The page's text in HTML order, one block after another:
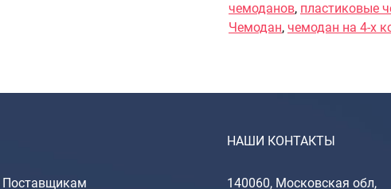
чемоданов, пластиковые
Чемодан, чемодан на 4-х
Поставщикам
НАШИ КОНТАКТЫ
140060, Московская обл,